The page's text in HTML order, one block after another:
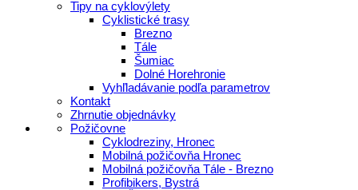
Tipy na cyklovýlety
Cyklistické trasy
Brezno
Tále
Šumiac
Dolné Horehronie
Vyhľladávanie podľa parametrov
Kontakt
Zhrnutie objednávky
Požičovne
Cyklodreziny, Hronec
Mobilná požičovňa Hronec
Mobilná požičovňa Tále - Brezno
Profibikers, Bystrá